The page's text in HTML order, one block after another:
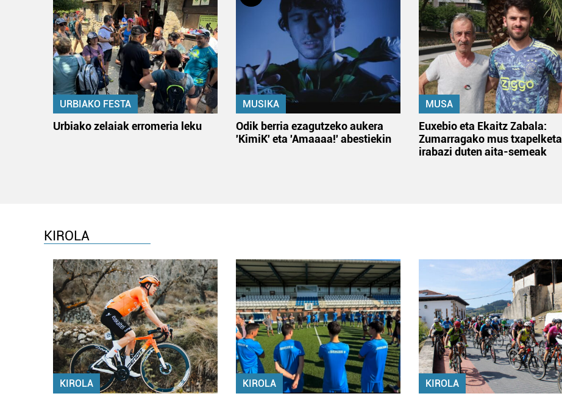
URBIAKO FESTA
Urbiako zelaiak erromeria leku
MUSIKA
Odik berria ezagutzeko aukera
'KimiK' eta 'Amaaaa!' abestiekin
MUSA
Euxebio eta Ekaitz Zabala:
Zumarragako mus txapelketa
irabazi duten aita-semeak
KIROLA
KIROLA KIROLA KIROLA